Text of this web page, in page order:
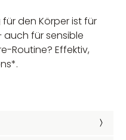
den Körper ist für
für sensible
Routine? Effektiv,